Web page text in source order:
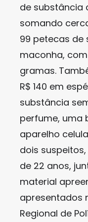
de substância
somando
99 petecas de
maconha,
gramas.
R$ 140 em
substância
perfume, uma
aparelho
dois
de 22 anos,
material
apresentados
Regional de